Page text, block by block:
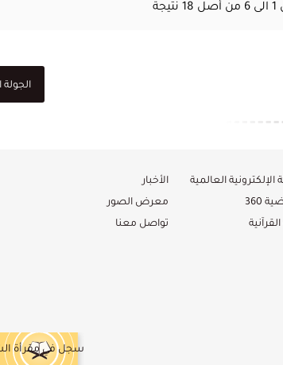
1 الى6 من أصل 18 نتيجة
الجولة
العالمية
360
الأخبار
معرض الصور
تواصل معنا
سجل في مقرأة